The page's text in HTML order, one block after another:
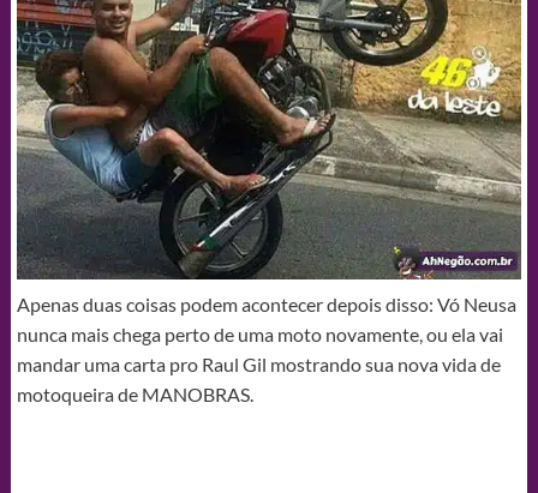
Apenas duas coisas podem acontecer depois disso: Vó Neusa
nunca mais chega perto de uma moto novamente, ou ela vai
mandar uma carta pro Raul Gil mostrando sua nova vida de
motoqueira de MANOBRAS.